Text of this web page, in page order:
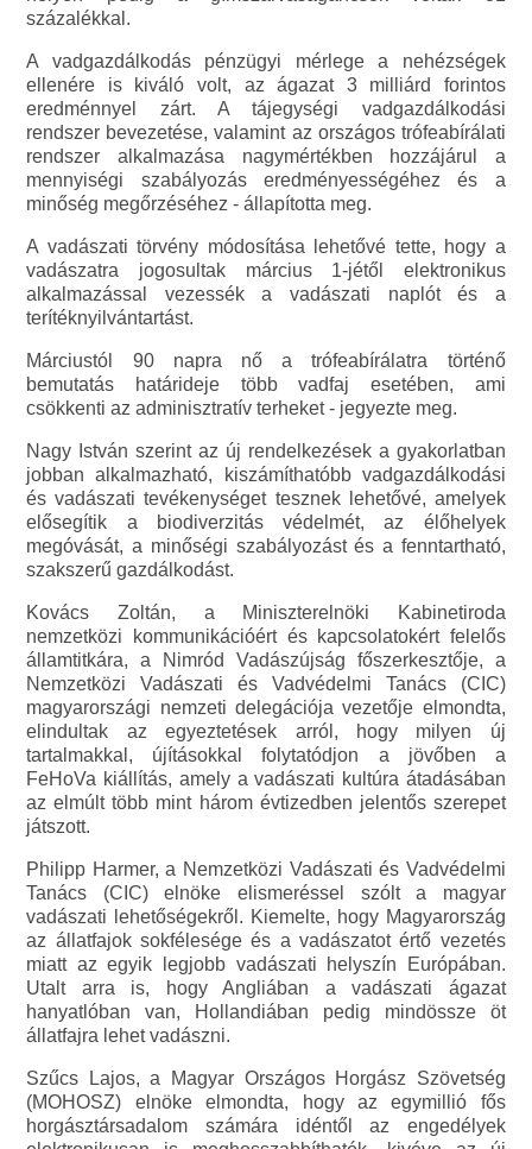
százalékkal.
A vadgazdálkodás pénzügyi mérlege a nehézségek
ellenére is kiváló volt, az ágazat 3 milliárd forintos
eredménnyel zárt. A tájegységi vadgazdálkodási
rendszer bevezetése, valamint az országos trófeabírálati
rendszer alkalmazása nagymértékben hozzájárul a
mennyiségi szabályozás eredményességéhez és a
minőség megőrzéséhez - állapította meg.
A vadászati törvény módosítása lehetővé tette, hogy a
vadászatra jogosultak március 1-jétől elektronikus
alkalmazással vezessék a vadászati naplót és a
terítéknyilvántartást.
Márciustól 90 napra nő a trófeabírálatra történő
bemutatás határideje több vadfaj esetében, ami
csökkenti az adminisztratív terheket - jegyezte meg.
Nagy István szerint az új rendelkezések a gyakorlatban
jobban alkalmazható, kiszámíthatóbb vadgazdálkodási
és vadászati tevékenységet tesznek lehetővé, amelyek
elősegítik a biodiverzitás védelmét, az élőhelyek
megóvását, a minőségi szabályozást és a fenntartható,
szakszerű gazdálkodást.
Kovács Zoltán, a Miniszterelnöki Kabinetiroda
nemzetközi kommunikációért és kapcsolatokért felelős
államtitkára, a Nimród Vadászújság főszerkesztője, a
Nemzetközi Vadászati és Vadvédelmi Tanács (CIC)
magyarországi nemzeti delegációja vezetője elmondta,
elindultak az egyeztetések arról, hogy milyen új
tartalmakkal, újításokkal folytatódjon a jövőben a
FeHoVa kiállítás, amely a vadászati kultúra átadásában
az elmúlt több mint három évtizedben jelentős szerepet
játszott.
Philipp Harmer, a Nemzetközi Vadászati és Vadvédelmi
Tanács (CIC) elnöke elismeréssel szólt a magyar
vadászati lehetőségekről. Kiemelte, hogy Magyarország
az állatfajok sokfélesége és a vadászatot értő vezetés
miatt az egyik legjobb vadászati helyszín Európában.
Utalt arra is, hogy Angliában a vadászati ágazat
hanyatlóban van, Hollandiában pedig mindössze öt
állatfajra lehet vadászni.
Szűcs Lajos, a Magyar Országos Horgász Szövetség
(MOHOSZ) elnöke elmondta, hogy az egymillió fős
horgásztársadalom számára idéntől az engedélyek